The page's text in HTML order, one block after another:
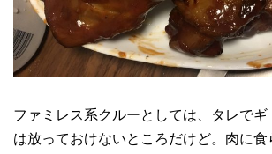
ファミレス系クルーとしては、タレで
は放っておけないところだけど。肉に食